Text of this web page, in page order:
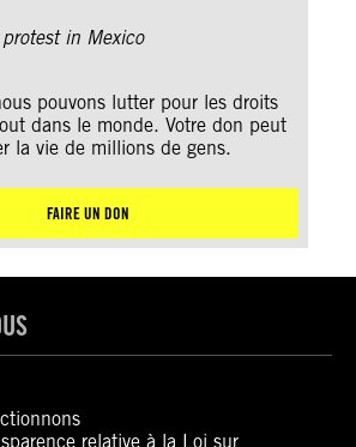
pouvons lutter pour les droits
dans le monde. Votre don peut
la vie de millions de gens.
FAIRE UN DON
relative à la Loi sur